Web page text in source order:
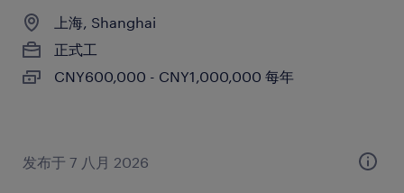
上海, Shanghai
正式工
CNY600,000 - CNY1,000,000 每年
发布于 7 八月 2026